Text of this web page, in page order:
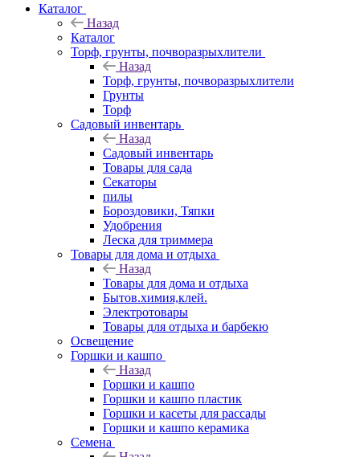
Каталог
Назад
Каталог
Торф, грунты, почворазрыхлители
Назад
Торф, грунты, почворазрыхлители
Грунты
Торф
Садовый инвентарь
Назад
Садовый инвентарь
Товары для сада
Секаторы
пилы
Бороздовики, Тяпки
Удобрения
Леска для триммера
Товары для дома и отдыха
Назад
Товары для дома и отдыха
Бытов.химия,клей.
Электротовары
Товары для отдыха и барбекю
Освещение
Горшки и кашпо
Назад
Горшки и кашпо
Горшки и кашпо пластик
Горшки и касеты для рассады
Горшки и кашпо керамика
Семена